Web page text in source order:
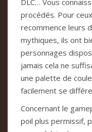
DLC… Vous
procédés. Pour
recommence leurs
mythiques, ils ont
personnages
jamais cela ne
une palette de
facilement se
Concernant le
poil plus permissif,